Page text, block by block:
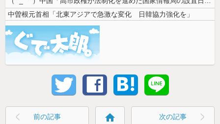
中曽根元首相「北東アジアで急激な変化 日韓協力強化を」
前の記事 home 次の記事